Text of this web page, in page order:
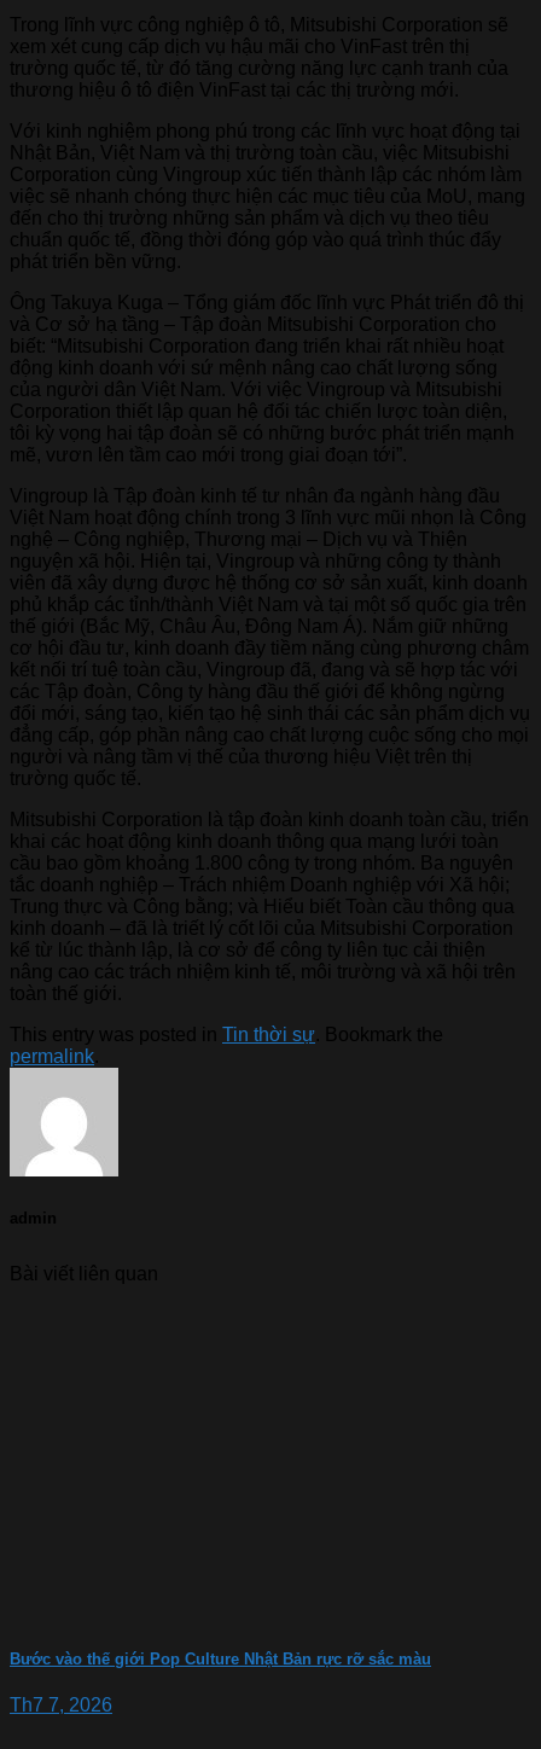
Trong lĩnh vực công nghiệp ô tô, Mitsubishi Corporation sẽ
xem xét cung cấp dịch vụ hậu mãi cho VinFast trên thị
trường quốc tế, từ đó tăng cường năng lực cạnh tranh của
thương hiệu ô tô điện VinFast tại các thị trường mới.
Với kinh nghiệm phong phú trong các lĩnh vực hoạt động tại
Nhật Bản, Việt Nam và thị trường toàn cầu, việc Mitsubishi
Corporation cùng Vingroup xúc tiến thành lập các nhóm làm
việc sẽ nhanh chóng thực hiện các mục tiêu của MoU, mang
đến cho thị trường những sản phẩm và dịch vụ theo tiêu
chuẩn quốc tế, đồng thời đóng góp vào quá trình thúc đẩy
phát triển bền vững.
Ông Takuya Kuga – Tổng giám đốc lĩnh vực Phát triển đô thị
và Cơ sở hạ tầng – Tập đoàn Mitsubishi Corporation cho
biết: “Mitsubishi Corporation đang triển khai rất nhiều hoạt
động kinh doanh với sứ mệnh nâng cao chất lượng sống
của người dân Việt Nam. Với việc Vingroup và Mitsubishi
Corporation thiết lập quan hệ đối tác chiến lược toàn diện,
tôi kỳ vọng hai tập đoàn sẽ có những bước phát triển mạnh
mẽ, vươn lên tầm cao mới trong giai đoạn tới”.
Vingroup là Tập đoàn kinh tế tư nhân đa ngành hàng đầu
Việt Nam hoạt động chính trong 3 lĩnh vực mũi nhọn là Công
nghệ – Công nghiệp, Thương mại – Dịch vụ và Thiện
nguyện xã hội. Hiện tại, Vingroup và những công ty thành
viên đã xây dựng được hệ thống cơ sở sản xuất, kinh doanh
phủ khắp các tỉnh/thành Việt Nam và tại một số quốc gia trên
thế giới (Bắc Mỹ, Châu Âu, Đông Nam Á). Nắm giữ những
cơ hội đầu tư, kinh doanh đầy tiềm năng cùng phương châm
kết nối trí tuệ toàn cầu, Vingroup đã, đang và sẽ hợp tác với
các Tập đoàn, Công ty hàng đầu thế giới để không ngừng
đổi mới, sáng tạo, kiến tạo hệ sinh thái các sản phẩm dịch vụ
đẳng cấp, góp phần nâng cao chất lượng cuộc sống cho mọi
người và nâng tầm vị thế của thương hiệu Việt trên thị
trường quốc tế.
Mitsubishi Corporation là tập đoàn kinh doanh toàn cầu, triển
khai các hoạt động kinh doanh thông qua mạng lưới toàn
cầu bao gồm khoảng 1.800 công ty trong nhóm. Ba nguyên
tắc doanh nghiệp – Trách nhiệm Doanh nghiệp với Xã hội;
Trung thực và Công bằng; và Hiểu biết Toàn cầu thông qua
kinh doanh – đã là triết lý cốt lõi của Mitsubishi Corporation
kể từ lúc thành lập, là cơ sở để công ty liên tục cải thiện
nâng cao các trách nhiệm kinh tế, môi trường và xã hội trên
toàn thế giới.
This entry was posted in Tin thời sự. Bookmark the
permalink.
admin
Bài viết liên quan
Bước vào thế giới Pop Culture Nhật Bản rực rỡ sắc màu
Th7 7, 2026